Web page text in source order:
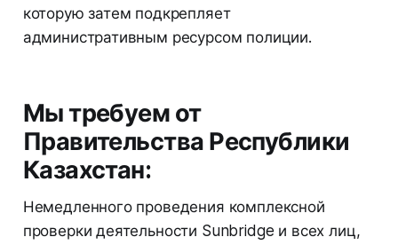
которую затем подкрепляет
административным ресурсом полиции.
Мы требуем от
Правительства Республики
Казахстан:
Немедленного проведения комплексной
проверки деятельности Sunbridge и всех лиц,